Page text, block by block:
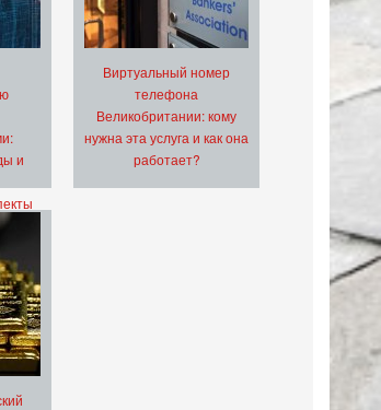
и
Виртуальный номер
телефона
Великобритании: кому
нужна эта услуга и как она
работает?